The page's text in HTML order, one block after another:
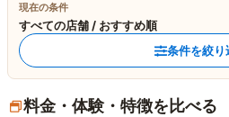
現在の条件
すべての店舗 / おすすめ順
条件を絞り
料金・体験・特徴を比べる